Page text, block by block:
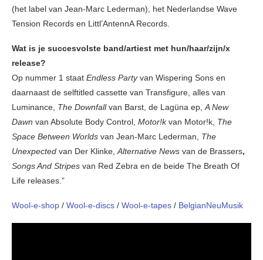
(het label van Jean-Marc Lederman), het Nederlandse Wave
Tension Records en Littl’AntennA Records.
Wat is je succesvolste band/artiest met hun/haar/zijn/x
release?
Op nummer 1 staat Endless Partyvan Wispering Sons en
daarnaast de selftitled cassette van Transfigure, alles van
Luminance, The Downfallvan Barst, de Lagüna ep,A New
Dawn van Absolute Body Control, Motor!kvan Motor!k, The
Space Between Worlds van Jean-Marc Lederman, The
Unexpected van Der Klinke,Alternative News van de Brassers,
Songs And Stripes van Red Zebra en de beide The Breath Of
Life releases.”
Wool-e-shop / Wool-e-discs / Wool-e-tapes / BelgianNeuMusik